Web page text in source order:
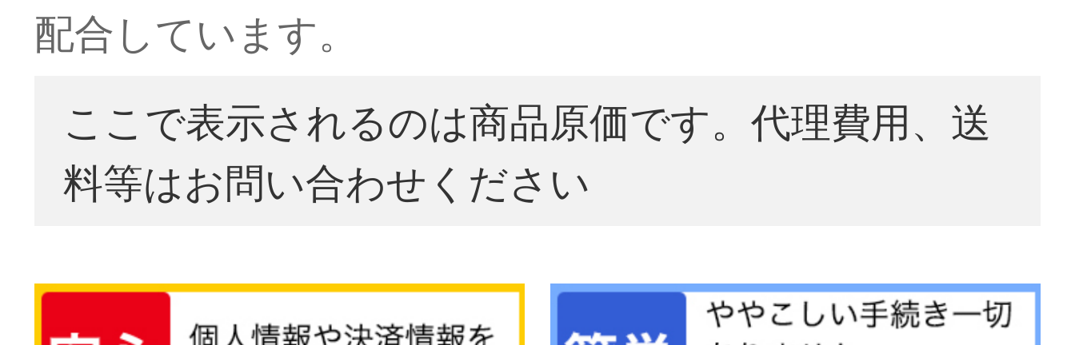
配合しています。
ここで表示されるのは商品原価です。代理費用、送
料等はお問い合わせください